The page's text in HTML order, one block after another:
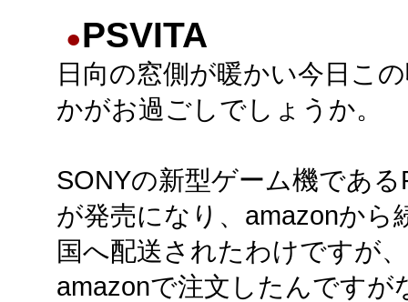
●PSVITA
日向の窓側が暖かい今日こ
かがお過ごしでしょうか。
SONYの新型ゲーム機である
が発売になり、amazonから
国へ配送されたわけですが
amazonで注文したんです